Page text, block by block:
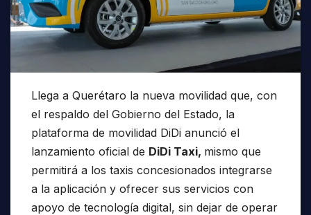
Llega a Querétaro la nueva movilidad que, con
el respaldo del Gobierno del Estado, la
plataforma de movilidad DiDi anunció el
lanzamiento oficial de DiDi Taxi, mismo que
permitirá a los taxis concesionados integrarse
a la aplicación y ofrecer sus servicios con
apoyo de tecnología digital, sin dejar de operar